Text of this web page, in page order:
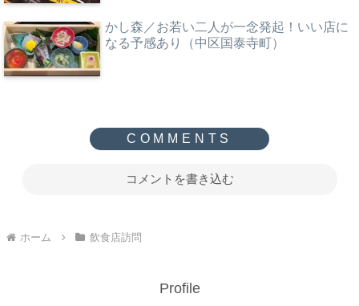
かし森／お若い二人が一念発起！いい店に
なる予感あり（中区国泰寺町）
コメントを書き込む
ホーム 飲食店訪問
Profile